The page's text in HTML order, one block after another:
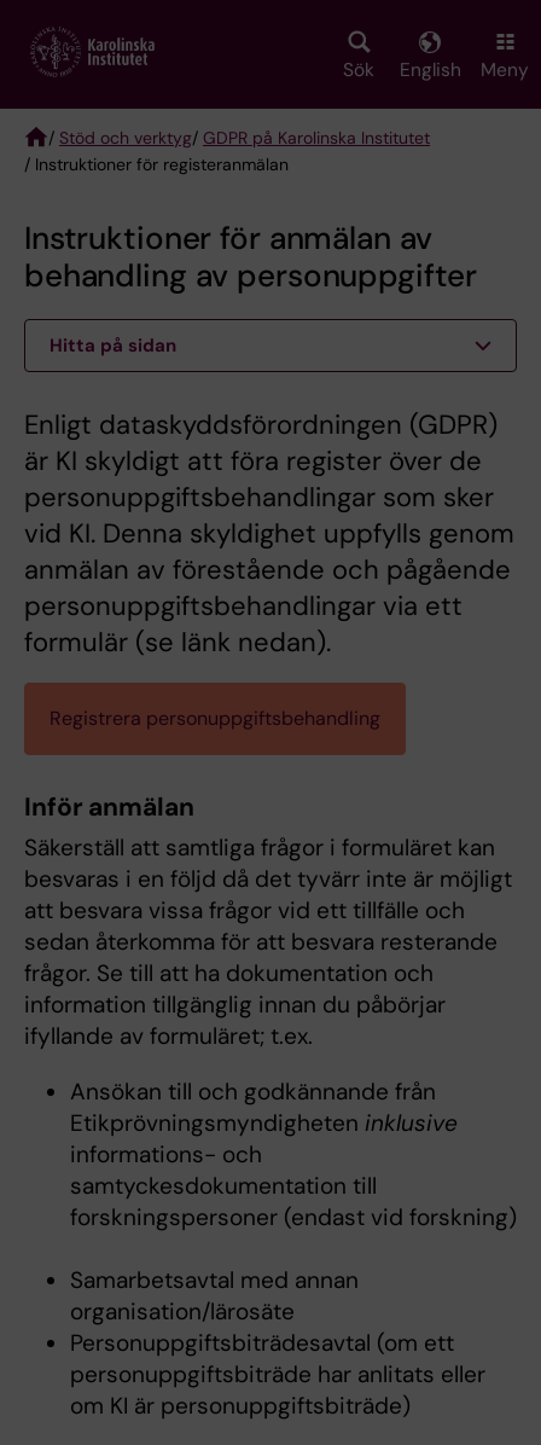
main
Sök English Meny
Breadcrumb
/ Stöd och verktyg/ GDPR på Karolinska Institutet
/ Instruktioner för registeranmälan
Instruktioner för anmälan av
behandling av personuppgifter
Hitta på sidan
Enligt dataskyddsförordningen (GDPR)
är KI skyldigt att föra register över de
personuppgiftsbehandlingar som sker
vid KI. Denna skyldighet uppfylls genom
anmälan av förestående och pågående
personuppgiftsbehandlingar via ett
formulär (se länk nedan).
Registrera personuppgiftsbehandling
Inför anmälan
Säkerställ att samtliga frågor i formuläret kan
besvaras i en följd då det tyvärr inte är möjligt
att besvara vissa frågor vid ett tillfälle och
sedan återkomma för att besvara resterande
frågor. Se till att ha dokumentation och
information tillgänglig innan du påbörjar
ifyllande av formuläret; t.ex.
Ansökan till och godkännande från
Etikprövningsmyndigheten inklusive
informations- och
samtyckesdokumentation till
forskningspersoner (endast vid forskning)
Samarbetsavtal med annan
organisation/lärosäte
Personuppgiftsbiträdesavtal (om ett
personuppgiftsbiträde har anlitats eller
om KI är personuppgiftsbiträde)